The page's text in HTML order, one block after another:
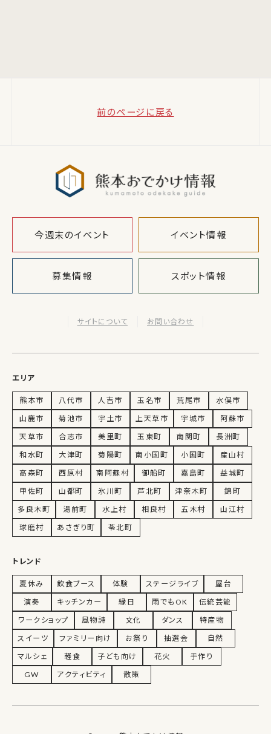
前のページに戻る
今週末のイベント イベント情報
募集情報 スポット情報
サイトについて お問い合わせ
エリア
熊本市 八代市 人吉市 玉名市 荒尾市
水俣市
山鹿市
菊池市 宇土市 上天草市 宇城市
阿蘇市
天草市
合志市 美里町 玉東町 南関町
長洲町
和水町
大津町 菊陽町 南小国町 小国町
産山村
高森町
西原村 南阿蘇村 御船町 嘉島町
益城町
甲佐町
山都町 氷川町 芦北町 津奈木町
錦町
多良木町
湯前町 水上村 相良村 五木村
山江村
球磨村
あさぎり町 苓北町
トレンド
夏休み 飲食ブース 体験 ステージライブ
屋台
演奏
キッチンカー 縁日 雨でもOK
伝統芸能
ワークショップ
風物詩 文化 ダンス
特産物
スイーツ
ファミリー向け お祭り 抽選会
自然
マルシェ
軽食 子ども向け 花火
手作り
GW
アクティビティ 散策